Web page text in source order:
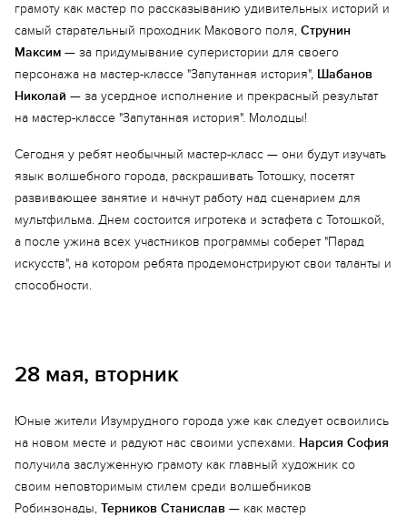
грамоту как мастер по рассказыванию удивительных историй и
самый старательный проходник Макового поля, Струнин
Максим — за придумывание суперистории для своего
персонажа на мастер-классе "Запутанная история", Шабанов
Николай — за усердное исполнение и прекрасный результат
на мастер-классе "Запутанная история". Молодцы!
Сегодня у ребят необычный мастер-класс — они будут изучать
язык волшебного города, раскрашивать Тотошку, посетят
развивающее занятие и начнут работу над сценарием для
мультфильма. Днем состоится игротека и эстафета с Тотошкой,
а после ужина всех участников программы соберет "Парад
искусств", на котором ребята продемонстрируют свои таланты и
способности.
28 мая, вторник
Юные жители Изумрудного города уже как следует освоились
на новом месте и радуют нас своими успехами. Нарсия София
получила заслуженную грамоту как главный художник со
своим неповторимым стилем среди волшебников
Робинзонады, Терников Станислав — как мастер